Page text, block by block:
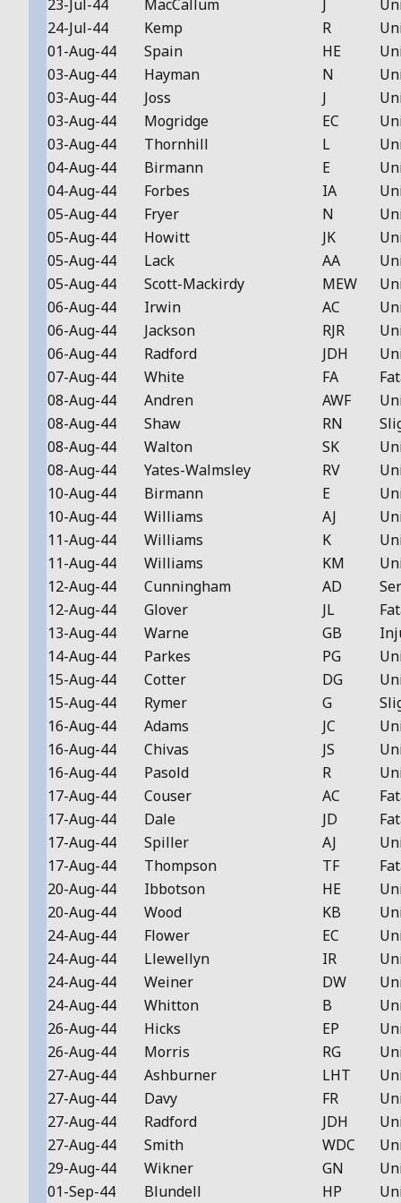
23-Jul-44
MacCallum J
24-Jul-44
Kemp R
01-Aug-44
Spain HE
03-Aug-44
Hayman N
03-Aug-44
Joss J
03-Aug-44
Mogridge EC
03-Aug-44
Thornhill L
04-Aug-44
Birmann E
04-Aug-44
Forbes IA
05-Aug-44
Fryer N
05-Aug-44
Howitt JK
05-Aug-44
Lack AA
05-Aug-44
Scott-Mackirdy MEW
06-Aug-44
Irwin AC
06-Aug-44
Jackson RJR
06-Aug-44
Radford JDH
07-Aug-44
White FA
08-Aug-44
Andren AWF
08-Aug-44
Shaw RN
08-Aug-44
Walton SK
08-Aug-44
Yates-Walmsley RV
10-Aug-44
Birmann E
10-Aug-44
Williams AJ
11-Aug-44
Williams K
11-Aug-44
Williams KM
12-Aug-44
Cunningham AD
12-Aug-44
Glover JL
13-Aug-44
Warne GB
14-Aug-44
Parkes PG
15-Aug-44
Cotter DG
15-Aug-44
Rymer G
16-Aug-44
Adams JC
16-Aug-44
Chivas JS
16-Aug-44
Pasold R
17-Aug-44
Couser AC
17-Aug-44
Dale JD
17-Aug-44
Spiller AJ
17-Aug-44
Thompson TF
20-Aug-44
Ibbotson HE
20-Aug-44
Wood KB
24-Aug-44
Flower EC
24-Aug-44
Llewellyn IR
24-Aug-44
Weiner DW
24-Aug-44
Whitton B
26-Aug-44
Hicks EP
26-Aug-44
Morris RG
27-Aug-44
Ashburner LHT
27-Aug-44
Davy FR
27-Aug-44
Radford JDH
27-Aug-44
Smith WDC
29-Aug-44
Wikner GN
01-Sep-44
Blundell HP